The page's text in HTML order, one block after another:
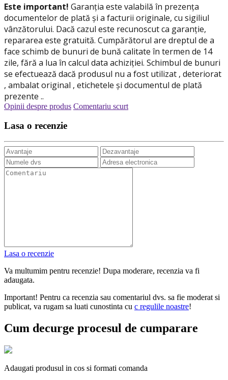
Este important! Garanția este valabilă în prezența
documentelor de plată și a facturii originale, cu sigiliul
vânzătorului. Dacă cazul este recunoscut ca garanție,
repararea este gratuită. Cumpărătorul are dreptul de a
face schimb de bunuri de bună calitate în termen de 14
zile, fără a lua în calcul data achiziției. Schimbul de bunuri
se efectuează dacă produsul nu a fost utilizat , deteriorat
, ambalat original , etichetele și documentul de plată
prezente ..
Opinii despre produs Comentariu scurt
Lasa o recenzie
Lasa o recenzie
Va multumim pentru recenzie! Dupa moderare, recenzia va fi
adaugata.
Important! Pentru ca recenzia sau comentariul dvs. sa fie moderat si
publicat, va rugam sa luati cunostinta cu с regulile noastre!
Cum decurge procesul de cumparare
Adaugati produsul in cos si formati comanda